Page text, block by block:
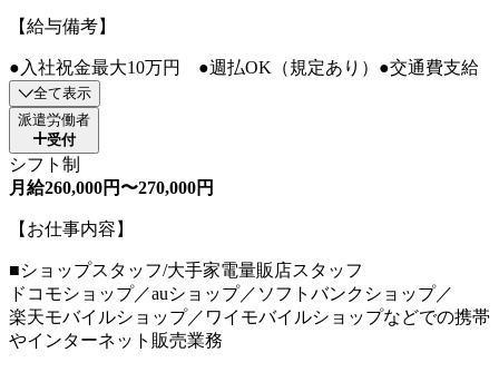
【給与備考】
●入社祝金最大10万円 ●週払OK（規定あり）●交通費支給
全て表示
派遣労働者
受付
シフト制
月給260,000円〜270,000円
【お仕事内容】
■ショップスタッフ/大手家電量販店スタッフ
ドコモショップ／auショップ／ソフトバンクショップ／
楽天モバイルショップ／ワイモバイルショップなどでの携帯
やインターネット販売業務